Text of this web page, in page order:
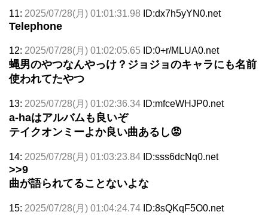
11: 2025/07/28(月) 01:01:31.98 ID:dx7h5yYN0.net
Telephone
12: 2025/07/28(月) 01:02:05.65 ID:0+r/MLUA0.net
蝿男のやつなんやっけ？ジョジョのキャラにも名前
使われてたやつ
13: 2025/07/28(月) 01:02:36.34 ID:mfceWHJP0.net
a-haはアルバムも良いぞ
テイクオンミーよか良い曲あるし😡
14: 2025/07/28(月) 01:03:23.84 ID:sss6dcNq0.net
>>9
曲が語られてることないよな
15: 2025/07/28(月) 01:04:24.74 ID:8sQKqF5O0.net